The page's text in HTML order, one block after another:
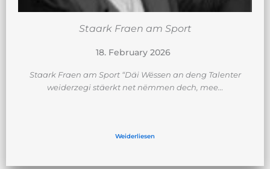
Staark Fraen am Sport
18. February 2026
Staark Fraen am Sport “Däi Wëssen an deng Talenter
weiderzegi stäerkt net nëmmen dech, mee…
Weiderliesen